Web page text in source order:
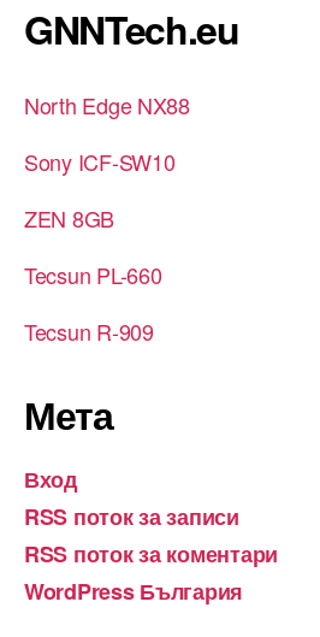
GNNTech.eu
North Edge NX88
Sony ICF-SW10
ZEN 8GB
Tecsun PL-660
Tecsun R-909
Мета
Вход
RSS поток за записи
RSS поток за коментари
WordPress България